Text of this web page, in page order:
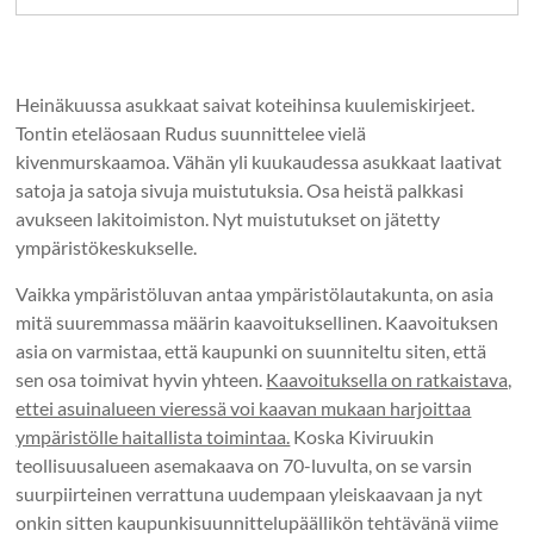
Heinäkuussa asukkaat saivat koteihinsa kuulemiskirjeet.
Tontin eteläosaan Rudus suunnittelee vielä
kivenmurskaamoa. Vähän yli kuukaudessa asukkaat laativat
satoja ja satoja sivuja muistutuksia. Osa heistä palkkasi
avukseen lakitoimiston. Nyt muistutukset on jätetty
ympäristökeskukselle.
Vaikka ympäristöluvan antaa ympäristölautakunta, on asia
mitä suuremmassa määrin kaavoituksellinen. Kaavoituksen
asia on varmistaa, että kaupunki on suunniteltu siten, että
sen osa toimivat hyvin yhteen. Kaavoituksella on ratkaistava,
ettei asuinalueen vieressä voi kaavan mukaan harjoittaa
ympäristölle haitallista toimintaa. Koska Kiviruukin
teollisuusalueen asemakaava on 70-luvulta, on se varsin
suurpiirteinen verrattuna uudempaan yleiskaavaan ja nyt
onkin sitten kaupunkisuunnittelupäällikön tehtävänä viime